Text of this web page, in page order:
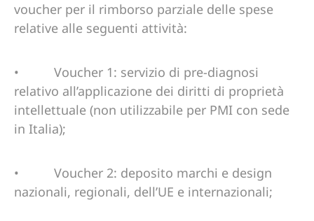
voucher per il rimborso parziale delle spese
relative alle seguenti attività:
• Voucher 1: servizio di pre-diagnosi
relativo all’applicazione dei diritti di proprietà
intellettuale (non utilizzabile per PMI con sede
in Italia);
• Voucher 2: deposito marchi e design
nazionali, regionali, dell’UE e internazionali;